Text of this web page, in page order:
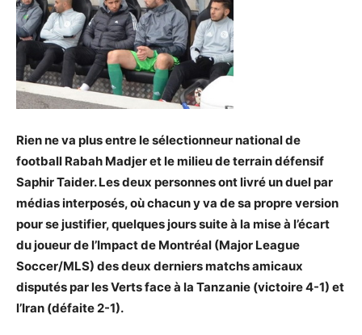
Rien ne va plus entre le sélectionneur national de
football Rabah Madjer et le milieu de terrain défensif
Saphir Taider. Les deux personnes ont livré un duel par
médias interposés, où chacun y va de sa propre version
pour se justifier, quelques jours suite à la mise à l’écart
du joueur de l’Impact de Montréal (Major League
Soccer/MLS) des deux derniers matchs amicaux
disputés par les Verts face à la Tanzanie (victoire 4-1) et
l’Iran (défaite 2-1).